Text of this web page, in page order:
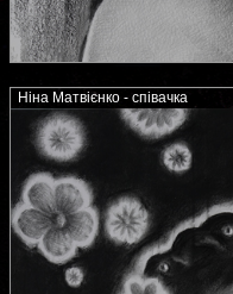
Ніна Матвієнко - співачка